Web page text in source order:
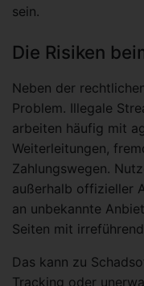
sein.
Die Risiken
Neben der
Problem. Illegale
arbeiten häufig mit
Weiterleitungen,
Zahlungswegen.
außerhalb offizieller
an unbekannte
Seiten mit
Das kann zu
Tracking oder